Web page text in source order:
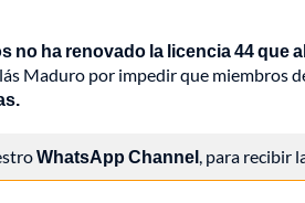
no ha renovado la licencia 44 que
Maduro por impedir que miembros
WhatsApp Channel, para recibir